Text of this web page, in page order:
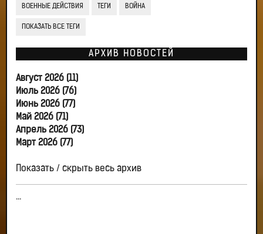
ВОЕННЫЕ ДЕЙСТВИЯ ТЕГИ ВОЙНА
ПОКАЗАТЬ ВСЕ ТЕГИ
АРХИВ НОВОСТЕЙ
Август 2026 (11)
Июль 2026 (76)
Июнь 2026 (77)
Май 2026 (71)
Апрель 2026 (73)
Март 2026 (77)
Показать / скрыть весь архив
...